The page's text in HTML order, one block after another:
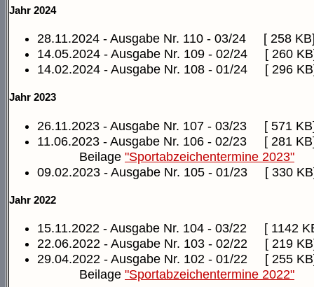
Jahr 2024
28.11.2024 - Ausgabe Nr. 110 - 03/24
[ 258
14.05.2024 - Ausgabe Nr. 109 - 02/24
[ 260
14.02.2024 - Ausgabe Nr. 108 - 01/24
[ 296
Jahr 2023
26.11.2023 - Ausgabe Nr. 107 - 03/23
[ 571
11.06.2023 - Ausgabe Nr. 106 - 02/23
[ 281
Beilage "Sportabzeichentermine 2023"
09.02.2023 - Ausgabe Nr. 105 - 01/23
[ 330
Jahr 2022
15.11.2022 - Ausgabe Nr. 104 - 03/22
[ 1142
22.06.2022 - Ausgabe Nr. 103 - 02/22
[ 219
29.04.2022 - Ausgabe Nr. 102 - 01/22
[ 255
Beilage "Sportabzeichentermine 2022"